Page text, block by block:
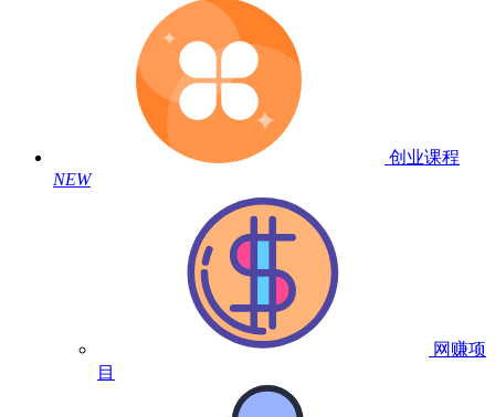
创业课程
NEW
网赚项
目